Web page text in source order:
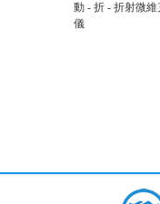
動 - 折 - 折射微
儀